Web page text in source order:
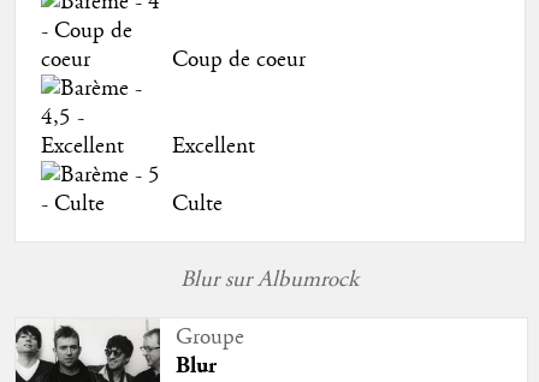
Coup de coeur
Excellent
Culte
Blur sur Albumrock
Groupe
Blur